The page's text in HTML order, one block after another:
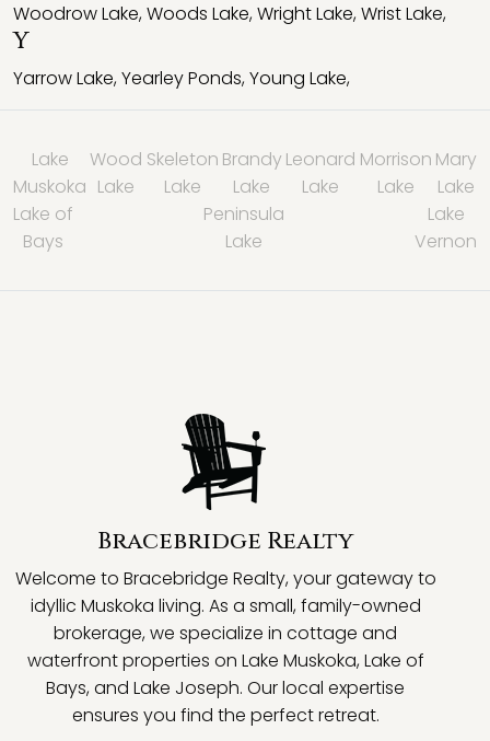
Woodrow Lake,Woods Lake,Wright Lake,Wrist Lake,
Y
Yarrow Lake,Yearley Ponds,Young Lake,
Lake
Muskoka
Wood
Lake
Skeleton
Lake
Brandy
Lake
Leonard
Lake
Morrison
Lake
Mary
Lake
Lake of
Bays
Peninsula
Lake
Lake
Vernon
Bracebridge Realty
Welcome to Bracebridge Realty, your gateway to
idyllic Muskoka living. As a small, family-owned
brokerage, we specialize in cottage and
waterfront properties on Lake Muskoka, Lake of
Bays, and Lake Joseph. Our local expertise
ensures you find the perfect retreat.